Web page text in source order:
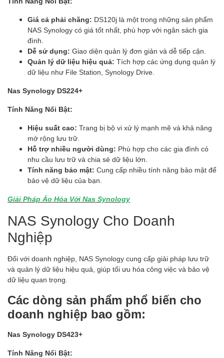
Giá cả phải chăng: DS120j là một trong những sản phẩm
NAS Synology có giá tốt nhất, phù hợp với ngân sách gia
đình.
Dễ sử dụng: Giao diện quản lý đơn giản và dễ tiếp cận.
Quản lý dữ liệu hiệu quả: Tích hợp các ứng dụng quản lý
dữ liệu như File Station, Synology Drive.
Nas Synology DS224+
Tính Năng Nổi Bật:
Hiệu suất cao: Trang bị bộ vi xử lý mạnh mẽ và khả năng
mở rộng lưu trữ.
Hỗ trợ nhiều người dùng: Phù hợp cho các gia đình có
nhu cầu lưu trữ và chia sẻ dữ liệu lớn.
Tính năng bảo mật: Cung cấp nhiều tính năng bảo mật để
bảo vệ dữ liệu của bạn.
Giải Pháp Ảo Hóa Với Nas Synology
NAS Synology Cho Doanh
Nghiệp
Đối với doanh nghiệp, NAS Synology cung cấp giải pháp lưu trữ
và quản lý dữ liệu hiệu quả, giúp tối ưu hóa công việc và bảo vệ
dữ liệu quan trọng.
Các dòng sản phẩm phổ biến cho
doanh nghiệp bao gồm:
Nas Synology DS423+
Tính Năng Nổi Bật: